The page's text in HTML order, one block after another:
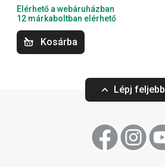
Elérhető a webáruházban
12 márkaboltban elérhető
Kosárba
Lépj feljebb